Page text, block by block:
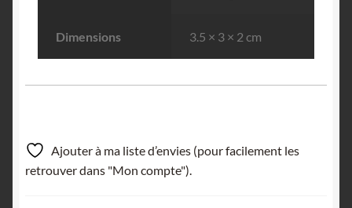
Dimensions 3.5 × 3 × 2 cm
Ajouter à ma liste d’envies (pour facilement les
retrouver dans "Mon compte").